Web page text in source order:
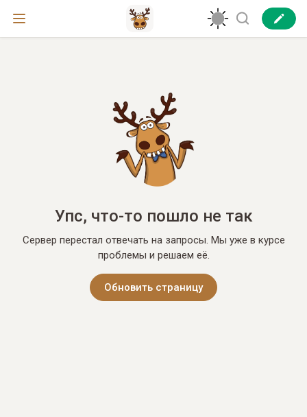
Упс, что-то пошло не так
Сервер перестал отвечать на запросы. Мы уже в курсе
проблемы и решаем её.
Обновить страницу